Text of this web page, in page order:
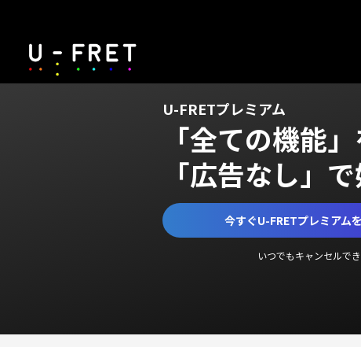
U-FRETプレミアム
「全ての機能
「広告なし」
今すぐU-FRETプレミアム
いつでもキャンセルで